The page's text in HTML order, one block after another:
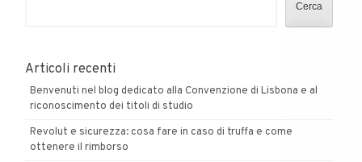
Cerca
Articoli recenti
Benvenuti nel blog dedicato alla Convenzione di Lisbona e al
riconoscimento dei titoli di studio
Revolut e sicurezza: cosa fare in caso di truffa e come
ottenere il rimborso